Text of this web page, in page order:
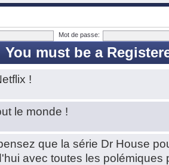
Mot de passe:
You must be a
!
le monde !
que la série Dr House
avec toutes les polémiques